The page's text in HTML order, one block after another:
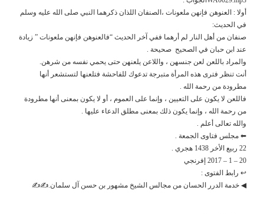
أولا : العنوهن فإنهن ملعونات ،الصنفان اللذان ذكرهما النبي صلى الله عليه وسلم
في الحديث:
صنفان من أهل النار لم أرهما ففي آخر الحديث “فالعنوهن فإنهن ملعونات ” زيادة
عند ابن حبان في الصحيح صحيحة .
والمراد باللعن لعن جنسهن ، واللاعن يلعنهن حتى يحمي نفسه من شرهن.
أنت تنظر فترى هذه المرأة متبرجة تدعوك للفاحشة فتلعنها لتستشعر أنها
مطرودة من رحمة الله .
فاللعن لا يكون على التعيين ، وإنما على العموم ، أو لا يكون بمعنى أنها مطرودة
من رحمة الله ، وإنما يكون ذلك بمعنى مطلق الدعاء عليها .
والله تعالى أعلم .
⬅ مجلس فتاوى الجمعة .
22 ربيع الأخر 1438 هجري .
20 – 1 – 2017 إفرنجي
↩ رابط الفتوى :
◀ خدمة الدرر الحسان من مجالس الشيخ مشهور بن حسن آل سلمان.✍✍